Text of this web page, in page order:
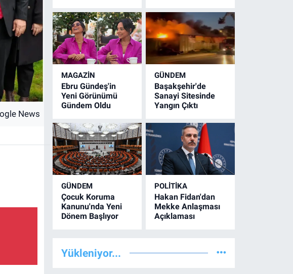
MAGAZİN
Ebru Gündeş'in
Yeni Görünümü
Gündem Oldu
GÜNDEM
Başakşehir'de
Sanayi Sitesinde
Yangın Çıktı
GÜNDEM
Çocuk Koruma
Kanunu'nda Yeni
Dönem Başlıyor
POLİTİKA
Hakan Fidan'dan
Mekke Anlaşması
Açıklaması
Yükleniyor...